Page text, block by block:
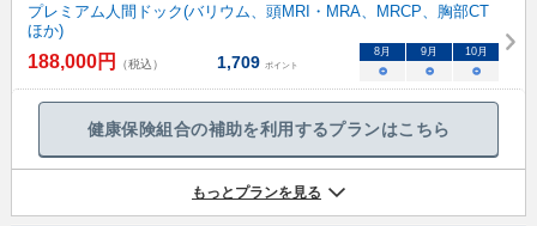
プレミアム人間ドック(バリウム、頭MRI・MRA、MRCP、胸部CT
ほか)
188,000円 （税込） 1,709 ポイント
8 月 9 月 10月
○ ○ ○
健康保険組合の補助を利用するプランはこちら
もっとプランを見る